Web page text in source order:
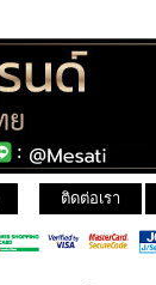
ติดต่อเรา